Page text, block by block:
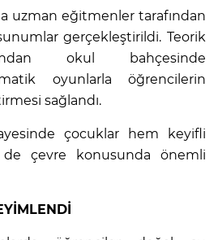
uzman eğitmenler tarafından
gerçekleştirildi. Teorik
okul bahçesinde
oyunlarla öğrencilerin
sağlandı.
çocuklar hem keyifli
çevre konusunda önemli